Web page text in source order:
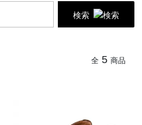
検索
全 5 商品